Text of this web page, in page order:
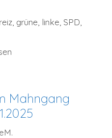
grüne linke SPD
Mahngang
eM.